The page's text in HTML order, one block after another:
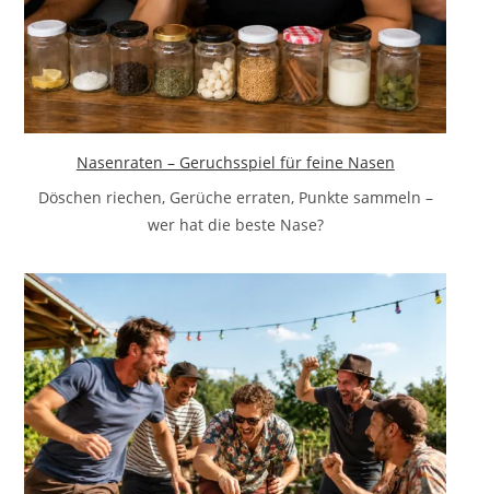
Nasenraten – Geruchsspiel für feine Nasen
Döschen riechen, Gerüche erraten, Punkte sammeln –
wer hat die beste Nase?